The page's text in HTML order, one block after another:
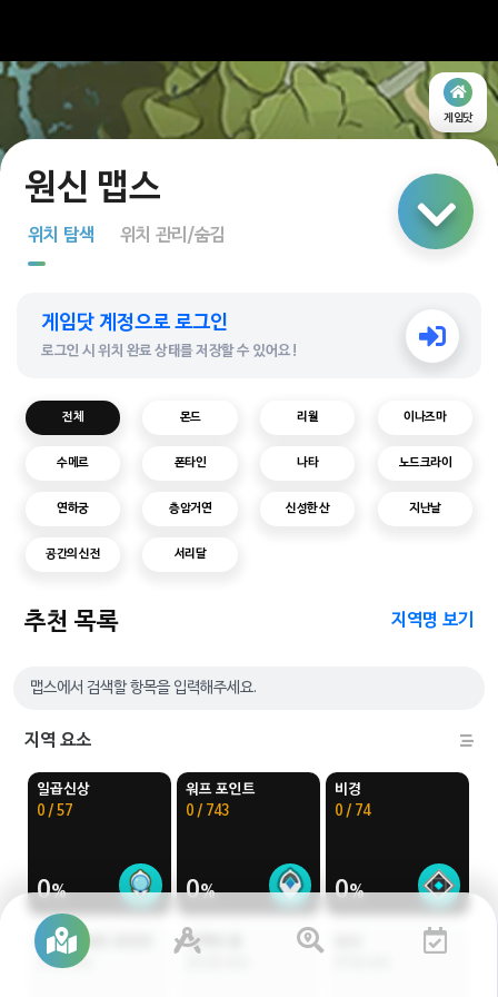
게임닷
링크 공유
다중 선택
위치 탐색 위치 관리/숨김
게임닷 계정으로 로그인
로그인 시 위치 완료 상태를 저장할 수 있어요!
전체 몬드 리월 이나즈마
수메르 폰타인 나타 노드크라이
연하궁 층암거연 신성한 산 지난날
공간의 신전 서리달
추천 목록 지역명 보기
지역 요소
일곱신상
0 / 57
0
워프 포인트
0 / 743
0
비경
0 / 74
0
파도 배 워프 포인트
37개 위치
지맥의 꽃